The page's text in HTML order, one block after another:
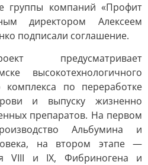
группы компаний «Профит
директором Алексеем
подписали соглашение.
предусматривает
высокотехнологичного
комплекса по переработке
и выпуску жизненно
препаратов. На первом
Альбумина и
на втором этапе —
VIII и IX, Фибриногена и